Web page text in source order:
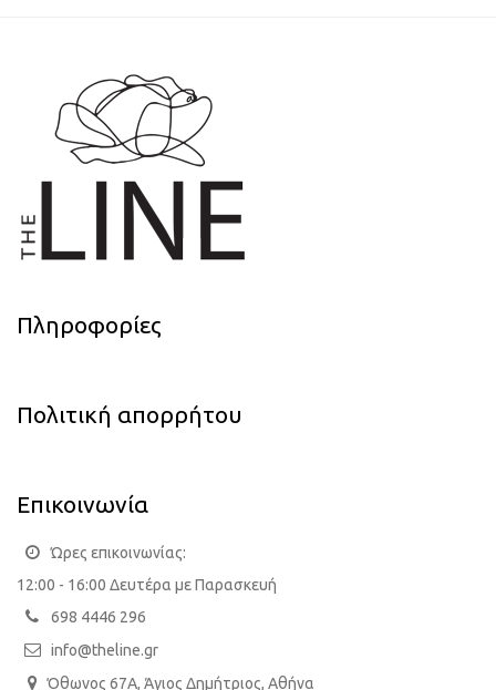
Πληροφορίες
Πολιτική απορρήτου
Επικοινωνία
Ώρες επικοινωνίας:
12:00 - 16:00 Δευτέρα με Παρασκευή
698 4446 296
info@theline.gr
Όθωνος 67Α, Άγιος Δημήτριος, Αθήνα